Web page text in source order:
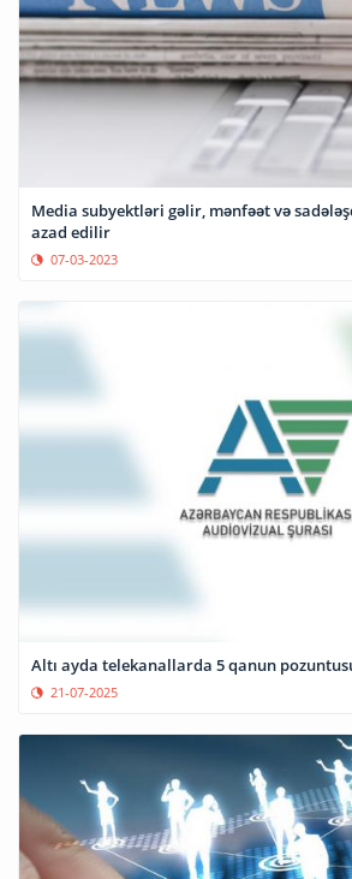
Media subyektləri gəlir, mənfəət və
azad edilir
07-03-2023
Altı ayda telekanallarda 5 qanun
21-07-2025